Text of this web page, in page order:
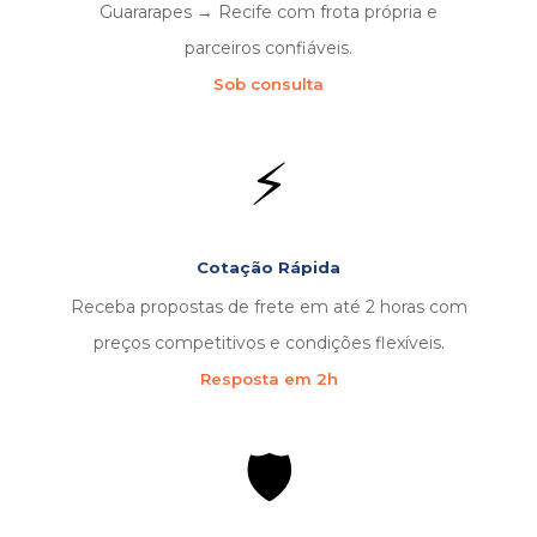
Guararapes → Recife com frota própria e
parceiros confiáveis.
Sob consulta
⚡
Cotação Rápida
Receba propostas de frete em até 2 horas com
preços competitivos e condições flexíveis.
Resposta em 2h
🛡️